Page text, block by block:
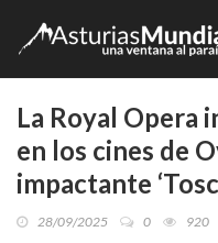
La Royal Opera
en los cines de
impactante
28/09/2025 0 920